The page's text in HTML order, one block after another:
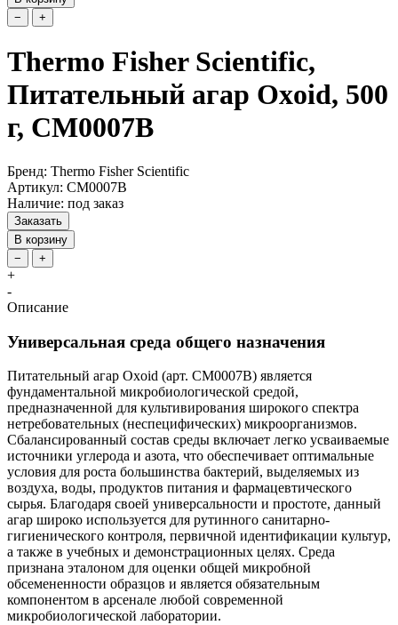
−
+
Thermo Fisher Scientific,
Питательный агар Oxoid, 500
г, CM0007B
Бренд: Thermo Fisher Scientific
Артикул: CM0007B
Наличие: под заказ
Заказать
В корзину
−
+
+
-
Описание
Универсальная среда общего назначения
Питательный агар Oxoid (арт. CM0007B) является
фундаментальной микробиологической средой,
предназначенной для культивирования широкого спектра
нетребовательных (неспецифических) микроорганизмов.
Сбалансированный состав среды включает легко усваиваемые
источники углерода и азота, что обеспечивает оптимальные
условия для роста большинства бактерий, выделяемых из
воздуха, воды, продуктов питания и фармацевтического
сырья. Благодаря своей универсальности и простоте, данный
агар широко используется для рутинного санитарно-
гигиенического контроля, первичной идентификации культур,
а также в учебных и демонстрационных целях. Среда
признана эталоном для оценки общей микробной
обсемененности образцов и является обязательным
компонентом в арсенале любой современной
микробиологической лаборатории.